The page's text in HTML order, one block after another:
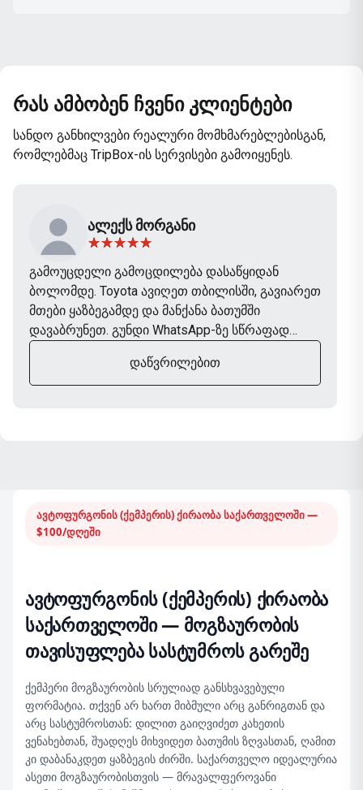
რას ამბობენ ჩვენი კლიენტები
სანდო განხილვები რეალური მომხმარებლებისგან,
რომლებმაც TripBox-ის სერვისები გამოიყენეს.
ᲐᲚᲔᲥᲡ ᲛᲝᲠᲒᲐᲜᲘ
გამოუცდელი გამოცდილება დასაწყიდან
ბოლომდე. Toyota ავიღეთ თბილისში, გავიარეთ
მთები ყაზბეგამდე და მანქანა ბათუმში
დავაბრუნეთ. გუნდი WhatsApp-ზე სწრაფად
იყო. TripBox-ს ხელახლა აუცილებლად
გამოვიყენებთ შემდეგ მოგზაურობაში.
ᲓᲐᲬᲕᲠᲘᲚᲔᲑᲘᲗ
ავტოფურგონის (ქემპერის) ქირაობა საქართველოში —
$100/დღეში
ავტოფურგონის (ქემპერის) ქირაობა
საქართველოში — მოგზაურობის
თავისუფლება სასტუმროს გარეშე
ქემპერი მოგზაურობის სრულიად განსხვავებული
ფორმატია. თქვენ არ ხართ მიბმული არც განრიგთან და
არც სასტუმროსთან: დილით გაიღვიძეთ კახეთის
ვენახებთან, შუადღეს მიხვიდეთ ბათუმის ზღვასთან, ღამით
კი დაბანაკდეთ ყაზბეგის ძირში. საქართველო იდეალურია
ასეთი მოგზაურობისთვის — მრავალფეროვანი